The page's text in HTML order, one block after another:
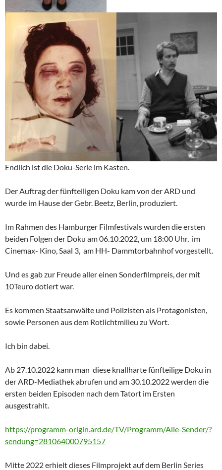
Endlich ist die Doku-Serie im Kasten.
Der Auftrag der fünfteiligen Doku kam von der ARD und
wurde im Hause der Gebr. Beetz, Berlin, produziert.
Im Rahmen des Hamburger Filmfestivals wurden die ersten
beiden Folgen der Doku am 06.10.2022, um 18:00 Uhr, im
Cinemax- Kino, Saal 3, am HH- Dammtorbahnhof vorgestellt.
Und es gab zur Freude aller einen Sonderfilmpreis, der mit
10Teuro dotiert war.
Es kommen Staatsanwälte und Polizisten als Protagonisten,
sowie Personen aus dem Rotlichtmilieu zu Wort.
Ich bin dabei.
Ab 27.10.2022 kann man diese knallharte fünfteilige Doku in
der ARD-Mediathek abrufen und am 30.10.2022 werden die
ersten beiden Episoden nach dem Tatort im Ersten
ausgestrahlt.
https://programm-origin.ard.de/TV/Programm/Alle-Sender/?
sendung=281064000795157
Mitte 2022 erhielt dieses Filmprojekt auf dem Berlin Series